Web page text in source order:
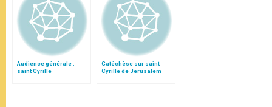
Audience générale :
saint Cyrille
Catéchèse sur saint
Cyrille de Jérusalem